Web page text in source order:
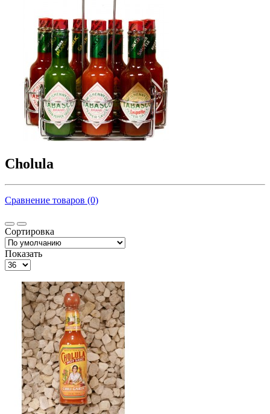
Cholula
Сравнение товаров (0)
Сортировка
Показать